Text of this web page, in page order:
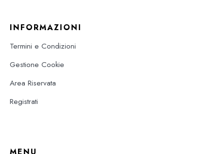
INFORMAZIONI
Termini e Condizioni
Gestione Cookie
Area Riservata
Registrati
MENU